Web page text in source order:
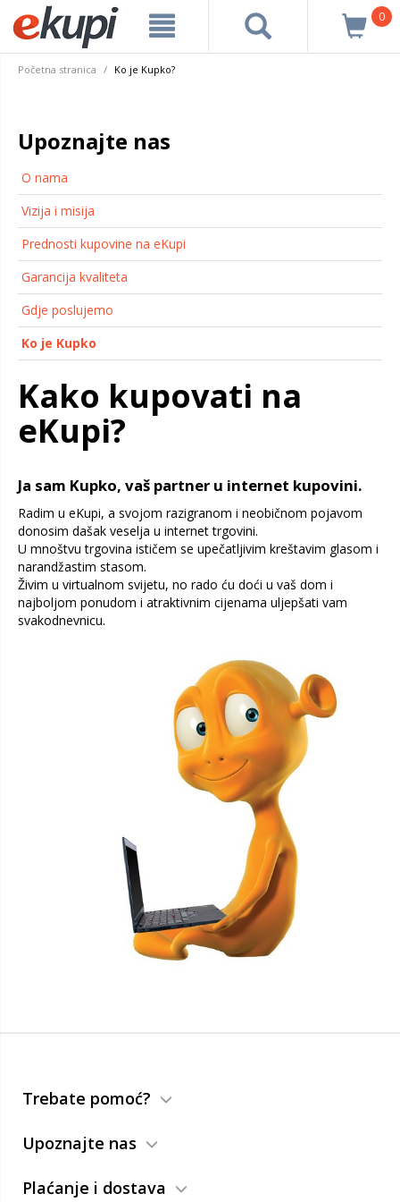
0
Početna stranica Ko je Kupko?
Upoznajte nas
O nama
Vizija i misija
Prednosti kupovine na eKupi
Garancija kvaliteta
Gdje poslujemo
Ko je Kupko
Kako kupovati na
eKupi?
Ja sam Kupko, vaš partner u internet kupovini.
Radim u eKupi, a svojom razigranom i neobičnom pojavom
donosim dašak veselja u internet trgovini.
U mnoštvu trgovina ističem se upečatljivim kreštavim glasom i
narandžastim stasom.
Živim u virtualnom svijetu, no rado ću doći u vaš dom i
najboljom ponudom i atraktivnim cijenama uljepšati vam
svakodnevnicu.
Trebate pomoć?
Upoznajte nas
Plaćanje i dostava